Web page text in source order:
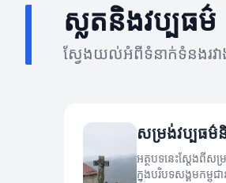
ស្លតនិងវប្បធម៌
ស្វែងយល់អំពីទំនាក់ទំនងរវ
សម្រង់វប្បធម៌
អត្ថបទនេះស្តែងពីស
ក្នុងបរិបទសង្គមកម្ពុជ